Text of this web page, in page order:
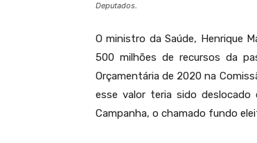
Deputados.
O ministro da Saúde, Henrique
500 milhões de recursos da
Orçamentária de 2020 na
esse valor teria sido deslocado
Campanha, o chamado fundo